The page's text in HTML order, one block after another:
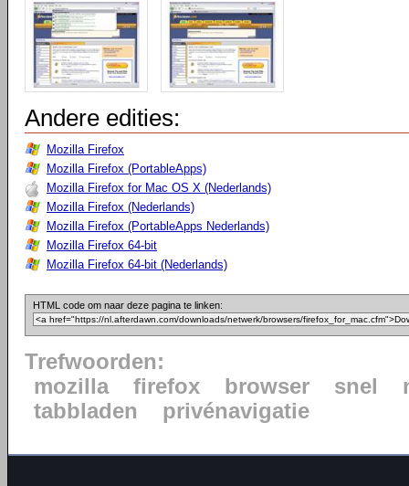
Andere edities:
Mozilla Firefox
Mozilla Firefox (PortableApps)
Mozilla Firefox for Mac OS X (Nederlands)
Mozilla Firefox (Nederlands)
Mozilla Firefox (PortableApps Nederlands)
Mozilla Firefox 64-bit
Mozilla Firefox 64-bit (Nederlands)
HTML code om naar deze pagina te linken:
Trefwoorden:
mozilla
firefox browser snel
tabbladen
privénavigatie